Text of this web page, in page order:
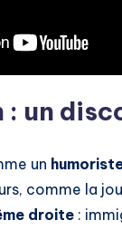
: un
un
comme la
droite :